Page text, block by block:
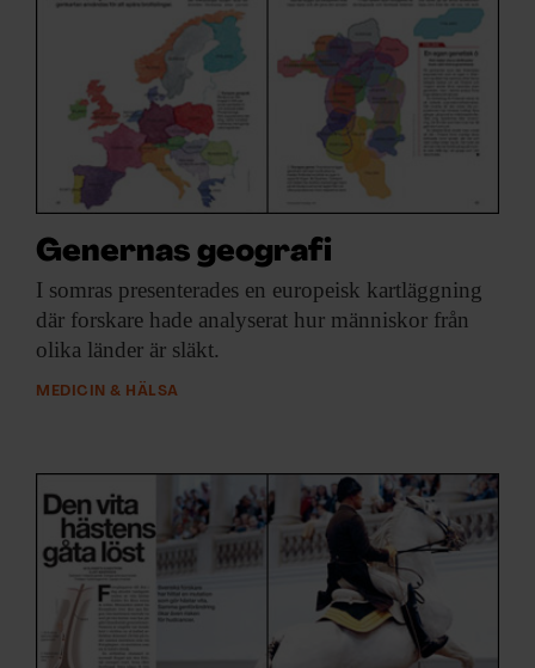
Genernas geografi
I somras presenterades en europeisk kartläggning
där forskare hade analyserat hur människor från
olika länder är släkt.
MEDICIN & HÄLSA